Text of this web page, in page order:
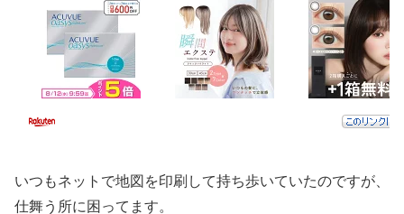
いつもネットで地図を印刷して持ち歩いていたのですが、
仕舞う所に困ってます。